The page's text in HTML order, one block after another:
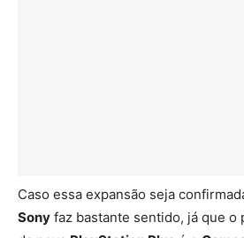
Caso essa expansão seja
Sony faz bastante sentido, já que